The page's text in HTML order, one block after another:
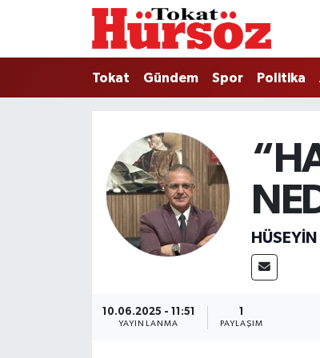
Tokat Gündem Spor Politika
10.06.2025 - 11:51
YAYINLANMA
1
PAYLAŞIM
Tokat
Türkiye Gündemi
Tokat Spor
Nöbetçi Eczaneler
Hava Durumu
Tokat Namaz Vakitleri
Trafik Durumu
Süper Lig Puan Durumu ve Fikstür
Son Dakika Haberleri